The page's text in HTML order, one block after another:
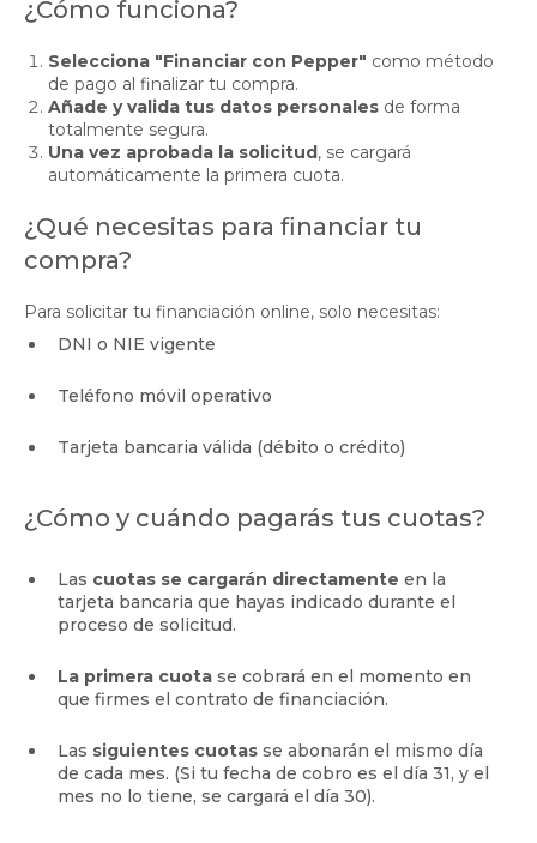
¿Cómo funciona?
Selecciona "Financiar con Pepper" como método
de pago al finalizar tu compra.
Añade y valida tus datos personales de forma
totalmente segura.
Una vez aprobada la solicitud, se cargará
automáticamente la primera cuota.
¿Qué necesitas para financiar tu
compra?
Para solicitar tu financiación online, solo necesitas:
DNI o NIE vigente
Teléfono móvil operativo
Tarjeta bancaria válida (débito o crédito)
¿Cómo y cuándo pagarás tus cuotas?
Las cuotas se cargarán directamente en la
tarjeta bancaria que hayas indicado durante el
proceso de solicitud.
La primera cuota se cobrará en el momento en
que firmes el contrato de financiación.
Las siguientes cuotas se abonarán el mismo día
de cada mes. (Si tu fecha de cobro es el día 31, y el
mes no lo tiene, se cargará el día 30).